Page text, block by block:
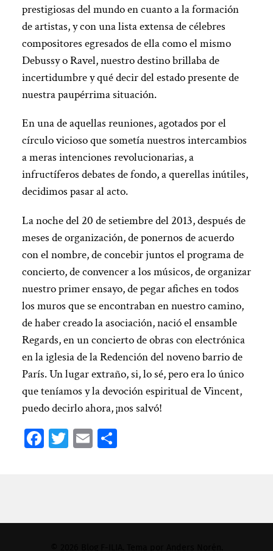
prestigiosas del mundo en cuanto a la formación
de artistas, y con una lista extensa de célebres
compositores egresados de ella como el mismo
Debussy o Ravel, nuestro destino brillaba de
incertidumbre y qué decir del estado presente de
nuestra paupérrima situación.
En una de aquellas reuniones, agotados por el
círculo vicioso que sometía nuestros intercambios
a meras intenciones revolucionarias, a
infructíferos debates de fondo, a querellas inútiles,
decidimos pasar al acto.
La noche del 20 de setiembre del 2013, después de
meses de organización, de ponernos de acuerdo
con el nombre, de concebir juntos el programa de
concierto, de convencer a los músicos, de organizar
nuestro primer ensayo, de pegar afiches en todos
los muros que se encontraban en nuestro camino,
de haber creado la asociación, nació el ensamble
Regards, en un concierto de obras con electrónica
en la iglesia de la Redención del noveno barrio de
París. Un lugar extraño, si, lo sé, pero era lo único
que teníamos y la devoción espiritual de Vincent,
puedo decirlo ahora, ¡nos salvó!
Facebook
Twitter
EmailCompartir